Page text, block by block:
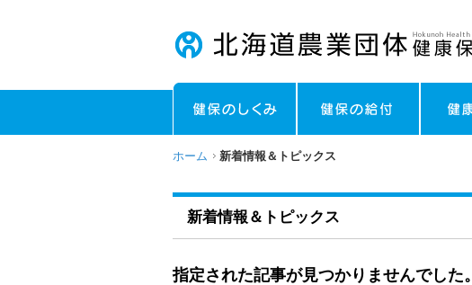
ホーム 新着情報＆トピックス
新着情報＆トピックス
指定された記事が見つかりませんでした。